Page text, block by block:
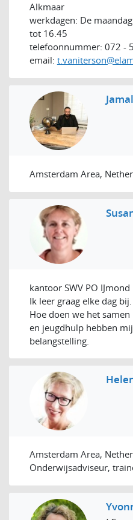
Alkmaar
werkdagen: De
tot 16.45
telefoonnummer: 072 -
email:
Amsterdam Area,
kantoor SWV PO IJmond
Ik leer graag elke dag
Hoe doen we het
en jeugdhulp hebben
belangstelling.
Amsterdam Area,
Onderwijsadviseur,